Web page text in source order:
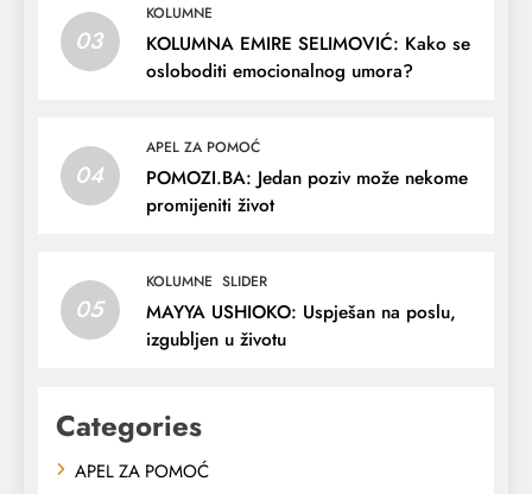
03
KOLUMNE
KOLUMNA EMIRE SELIMOVIĆ: Kako se
osloboditi emocionalnog umora?
04
APEL ZA POMOĆ
POMOZI.BA: Jedan poziv može nekome
promijeniti život
05
KOLUMNE SLIDER
MAYYA USHIOKO: Uspješan na poslu,
izgubljen u životu
Categories
APEL ZA POMOĆ